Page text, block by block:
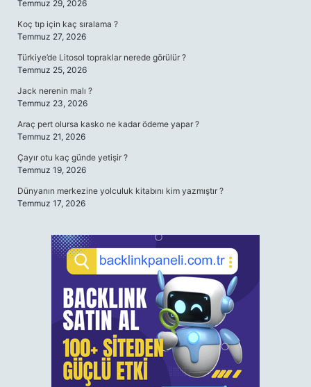
Temmuz 29, 2026
Koç tıp için kaç sıralama ?
Temmuz 27, 2026
Türkiye’de Litosol topraklar nerede görülür ?
Temmuz 25, 2026
Jack nerenin malı ?
Temmuz 23, 2026
Araç pert olursa kasko ne kadar ödeme yapar ?
Temmuz 21, 2026
Çayır otu kaç günde yetişir ?
Temmuz 19, 2026
Dünyanın merkezine yolculuk kitabını kim yazmıştır ?
Temmuz 17, 2026